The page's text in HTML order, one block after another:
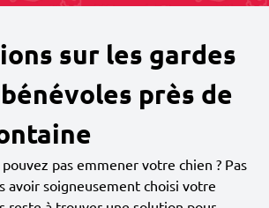
sur les gardes
près de
pas emmener votre chien ? Pas
avoir soigneusement choisi votre